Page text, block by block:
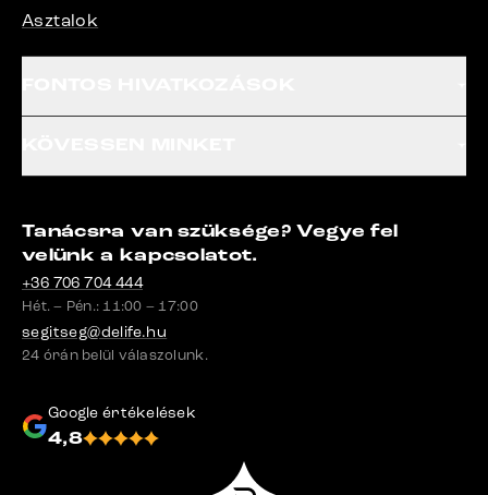
Asztalok
Tanácsra van szüksége? Vegye fel
velünk a kapcsolatot.
+36 706 704 444
Hét. – Pén.: 11:00 – 17:00
segitseg@delife.hu
24 órán belül válaszolunk.
Google értékelések
4,8